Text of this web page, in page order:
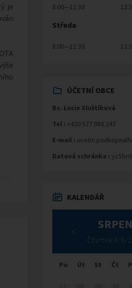
je
8:00—11:30
Středa
8:00—11:30
ÚČETNÍ OBCE
Bc. Lucie Sluštíková
Tel : +420 577 988 247
E-mail :
Datová schránka :
KALENDÁŘ
SRPEN
Čtvrtek 8/6/
Po Út St Čt